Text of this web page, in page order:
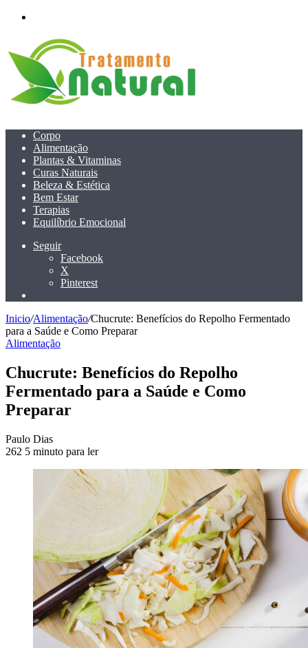
Corpo
Alimentação
Plantas & Vitaminas
Curas Naturais
Beleza & Estética
Bem Estar
Terapias
Equilíbrio Emocional
Seguir
Facebook
X
Pinterest
Inicio/Alimentação/Chucrute: Benefícios do Repolho Fermentado
para a Saúde e Como Preparar
Alimentação
Chucrute: Benefícios do Repolho
Fermentado para a Saúde e Como
Preparar
Paulo DiasSend
an
262 5 minuto para ler